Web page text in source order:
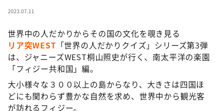
相席食堂
～人生密着トークバラエティ！～ やすとものいたっ
て真剣です
探偵！ナイトスクープ
news おかえり
河合＆A.B.C-Z塚田×福井アナ「なんでやねん！？」
（news おかえり）
2023.07.11
世界中の人だかりからその国の文化を覗き見る
リア突WEST 「世界の人だかりクイズ」シリーズ第3弾
は、ジャニーズWEST桐山照史が行く、南太平洋の楽園
「フィジー共和国」編。
大小様々な３００以上の島からなり、大きさは四国ほ
どにも関わらず豊かな自然を求め、世界中から観光客
が訪れるフィジー。